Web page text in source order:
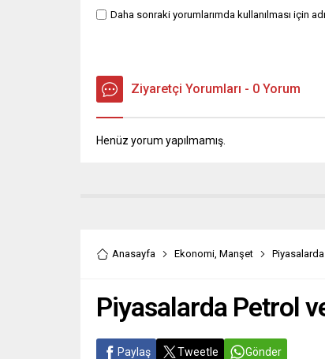
Daha sonraki yorumlarımda kullanılması için
Ziyaretçi Yorumları - 0 Yorum
Henüz yorum yapılmamış.
Anasayfa Ekonomi, Manşet
Piyasalarda Petrol
Paylaş Tweetle Gönder